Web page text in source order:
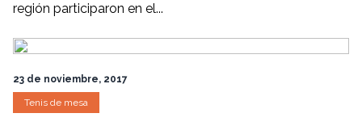
región participaron en el...
23 de noviembre, 2017
Tenis de mesa